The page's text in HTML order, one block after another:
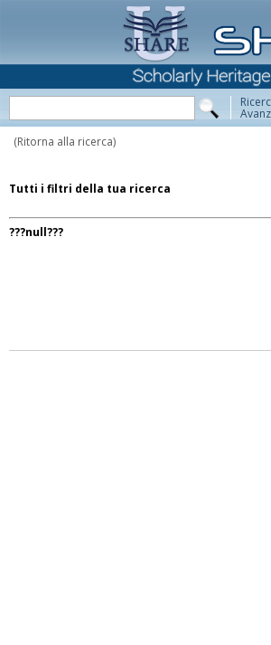
(Ritorna alla ricerca)
Tutti i filtri della tua ricerca
???null???